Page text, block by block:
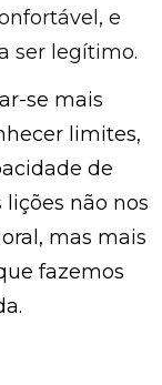
e
ser legítimo.
se mais
limites,
de
não nos
mas mais
fazemos